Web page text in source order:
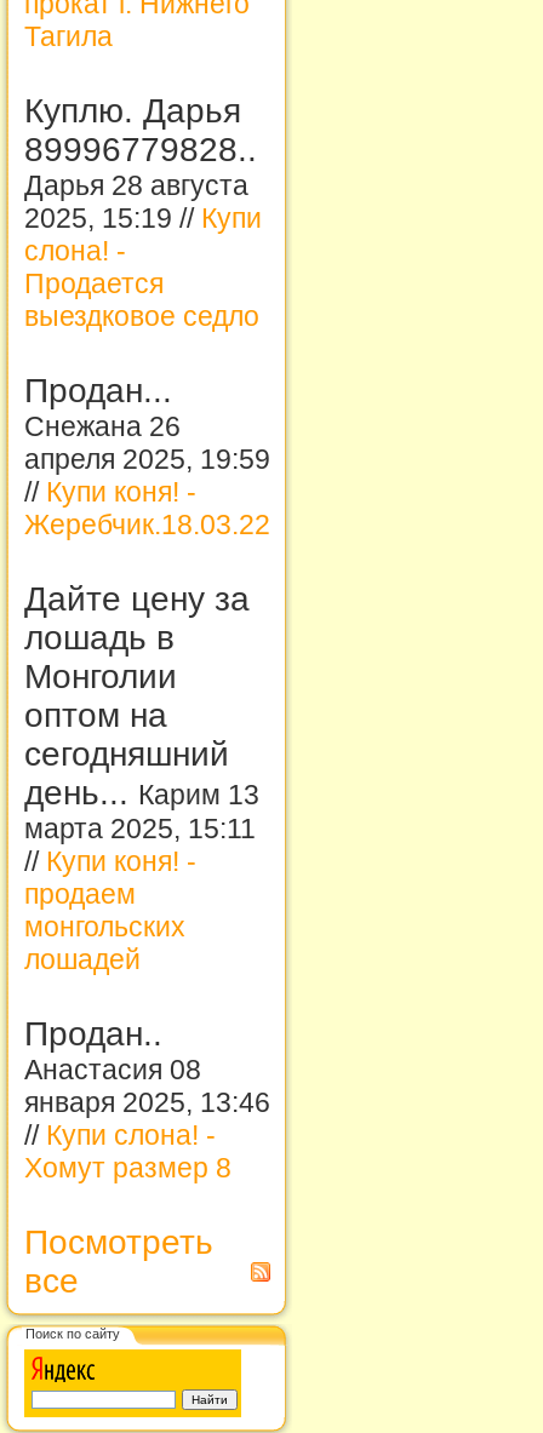
Тагила
Куплю. Дарья
89996779828..
Дарья 28 августа
2025, 15:19 // Купи
слона! -
Продается
выездковое седло
Продан...
Снежана 26
апреля 2025, 19:59
// Купи коня! -
Жеребчик.18.03.22
Дайте цену за
лошадь в
Монголии
оптом на
сегодняшний
день... Карим 13
марта 2025, 15:11
// Купи коня! -
продаем
монгольских
лошадей
Продан..
Анастасия 08
января 2025, 13:46
// Купи слона! -
Хомут размер 8
Посмотреть
все
Поиск по сайту